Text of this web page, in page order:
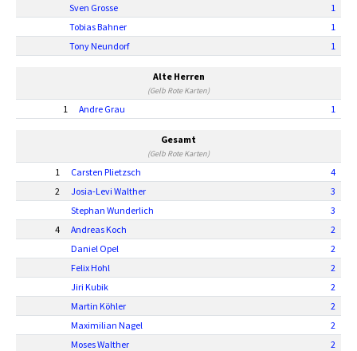
Sven Grosse
1
Tobias Bahner
1
Tony Neundorf
1
Alte Herren
(Gelb Rote Karten)
1 Andre Grau 1
Gesamt
(Gelb Rote Karten)
1 Carsten Plietzsch
4
2
Josia-Levi Walther
3
Stephan Wunderlich
3
4
Andreas Koch
2
Daniel Opel
2
Felix Hohl
2
Jiri Kubik
2
Martin Köhler
2
Maximilian Nagel
2
Moses Walther
2